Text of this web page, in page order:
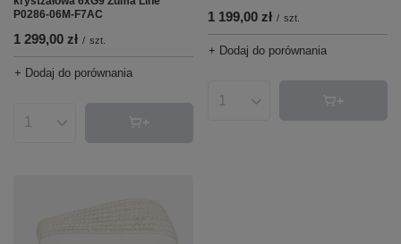
P0286-06M-F7AC
1 299,00 zł / szt.
+ Dodaj do porównania
Ilość produktów
1 199,00 zł / szt.
+ Dodaj do porównania
Ilość produktów